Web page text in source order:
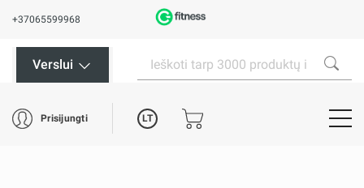
+37065599968
Verslui
Prisijungti LT